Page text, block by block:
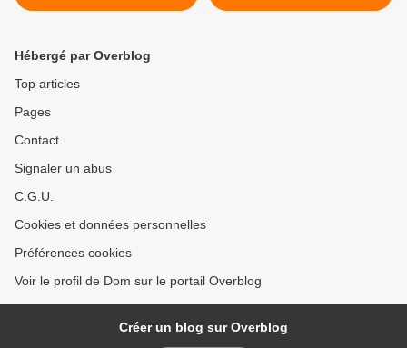
Info le 19 juin 2013
(article du blog "Changer
Hébergé par Overblog
Top articles
Pages
Contact
Signaler un abus
C.G.U.
Cookies et données personnelles
Préférences cookies
Voir le profil de Dom sur le portail Overblog
Créer un blog sur Overblog